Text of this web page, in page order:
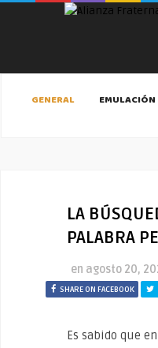
GENERAL EMULACIÓN
LA
PALABRA
en agosto 20,
SHARE ON FACEBOOK
Es sabido que